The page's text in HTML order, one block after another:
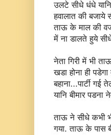
उलटे सीधे धंधे
हवालात की बजाये
ताऊ के माल की
में ना डालते हुये
नेता गिरी में भी
खडा होना ही
बहाना...पार्टी
यानि बीमार
ताऊ ने सीधे कभी
गया. ताऊ के पास